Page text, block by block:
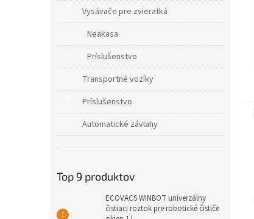
Vysávače pre zvieratká
Neakasa
Príslušenstvo
Transportné vozíky
Príslušenstvo
Automatické závlahy
Top 9 produktov
ECOVACS WINBOT univerzálny
čistiaci roztok pre robotické čističe